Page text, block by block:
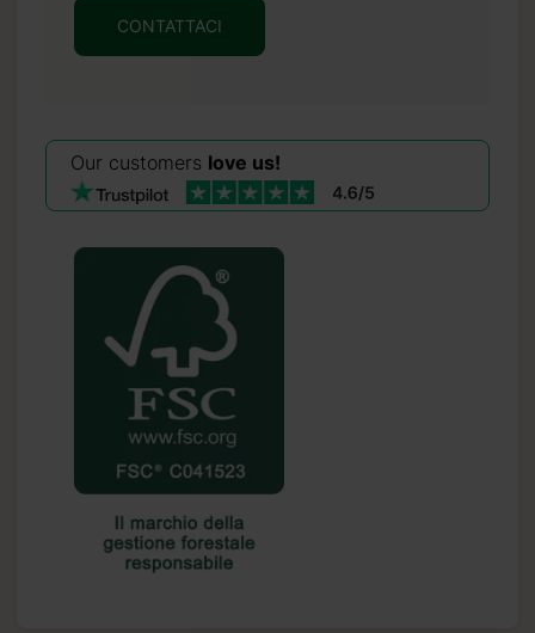
CONTATTACI
Our customers love us!